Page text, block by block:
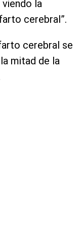
viendo la
cerebral”.
cerebral se
mitad de la